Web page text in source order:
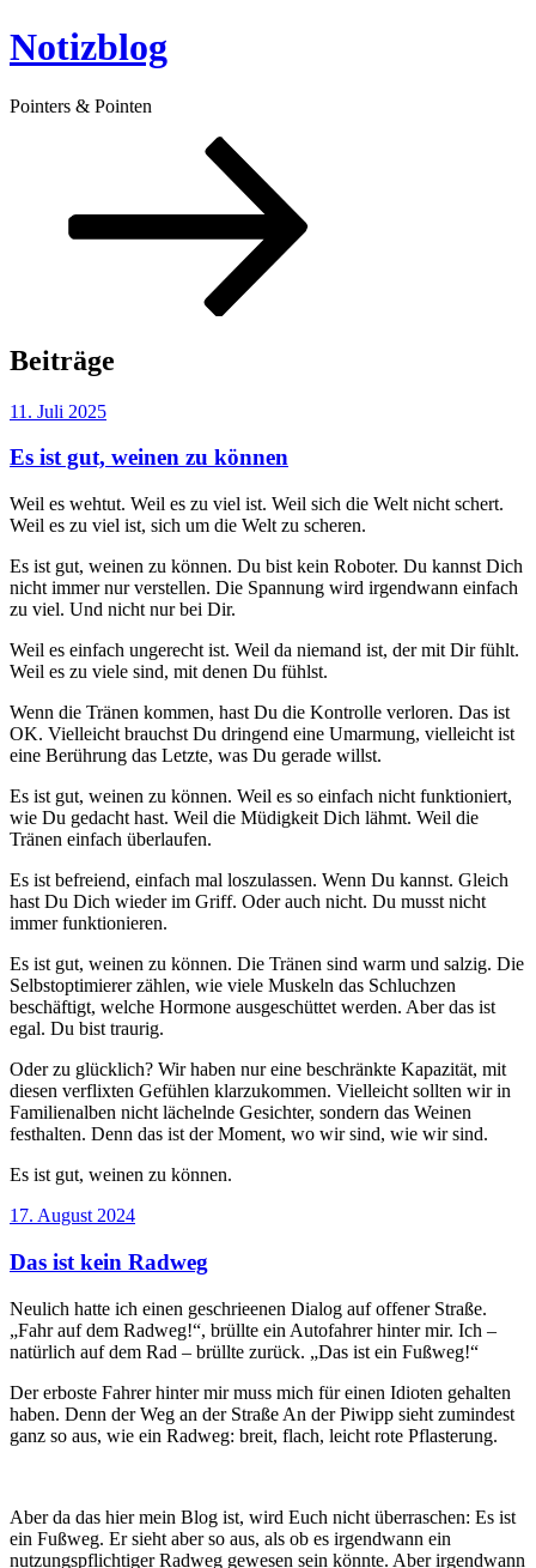
Zum
Inhalt
Notizblog
Pointers & Pointen
Beiträge
Veröffentlicht
11. Juli 2025
Es ist gut, weinen zu können
Weil es wehtut. Weil es zu viel ist. Weil sich die Welt nicht schert.
Weil es zu viel ist, sich um die Welt zu scheren.
Es ist gut, weinen zu können. Du bist kein Roboter. Du kannst Dich
nicht immer nur verstellen. Die Spannung wird irgendwann einfach
zu viel. Und nicht nur bei Dir.
Weil es einfach ungerecht ist. Weil da niemand ist, der mit Dir fühlt.
Weil es zu viele sind, mit denen Du fühlst.
Wenn die Tränen kommen, hast Du die Kontrolle verloren. Das ist
OK. Vielleicht brauchst Du dringend eine Umarmung, vielleicht ist
eine Berührung das Letzte, was Du gerade willst.
Es ist gut, weinen zu können. Weil es so einfach nicht funktioniert,
wie Du gedacht hast. Weil die Müdigkeit Dich lähmt. Weil die
Tränen einfach überlaufen.
Es ist befreiend, einfach mal loszulassen. Wenn Du kannst. Gleich
hast Du Dich wieder im Griff. Oder auch nicht. Du musst nicht
immer funktionieren.
Es ist gut, weinen zu können. Die Tränen sind warm und salzig. Die
Selbstoptimierer zählen, wie viele Muskeln das Schluchzen
beschäftigt, welche Hormone ausgeschüttet werden. Aber das ist
egal. Du bist traurig.
Oder zu glücklich? Wir haben nur eine beschränkte Kapazität, mit
diesen verflixten Gefühlen klarzukommen. Vielleicht sollten wir in
Familienalben nicht lächelnde Gesichter, sondern das Weinen
festhalten. Denn das ist der Moment, wo wir sind, wie wir sind.
Es ist gut, weinen zu können.
Veröffentlicht
17. August 2024
Das ist kein Radweg
Neulich hatte ich einen geschrieenen Dialog auf offener Straße.
„Fahr auf dem Radweg!“, brüllte ein Autofahrer hinter mir. Ich –
natürlich auf dem Rad – brüllte zurück. „Das ist ein Fußweg!“
Der erboste Fahrer hinter mir muss mich für einen Idioten gehalten
haben. Denn der Weg an der Straße An der Piwipp sieht zumindest
ganz so aus, wie ein Radweg: breit, flach, leicht rote Pflasterung.
Aber da das hier mein Blog ist, wird Euch nicht überraschen: Es ist
ein Fußweg. Er sieht aber so aus, als ob es irgendwann ein
nutzungspflichtiger Radweg gewesen sein könnte. Aber irgendwann